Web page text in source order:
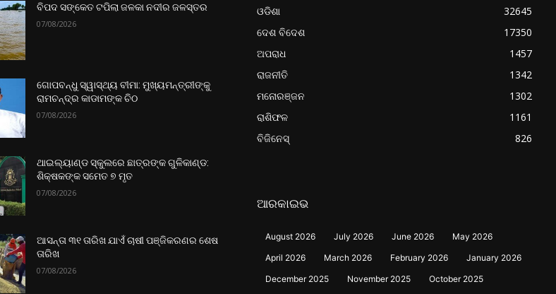
ବିପଦ ସଙ୍କେତ ଟପିଲା ଜଳକା ନଦୀର ଜଳସ୍ତର
07/08/2026
ଗୋପବନ୍ଧୁ ସ୍ୱାସ୍ଥ୍ୟ ବୀମା: ମୁଖ୍ୟମନ୍ତ୍ରୀଙ୍କୁ
ରାମଚନ୍ଦ୍ର କାଡାମଙ୍କ ଚିଠ
07/08/2026
ଥାଇଲ୍ୟାଣ୍ଡ ସ୍କୁଲରେ ଛାତ୍ରଙ୍କ ଗୁଳିକାଣ୍ଡ:
ଶିକ୍ଷକଙ୍କ ସମେତ ୭ ମୃତ
07/08/2026
ଆସନ୍ତା ୩୧ ତାରିଖ ଯାଏଁ ଚାଷୀ ପଞ୍ଜିକରଣର ଶେଷ
ତାରିଖ
07/08/2026
ଓଡିଶା
32645
ଦେଶ ବିଦେଶ
17350
ଅପରାଧ
1457
ରାଜନୀତି
1342
ମନୋରଞ୍ଜନ
1302
ରାଶିଫଳ
1161
ବିଜିନେସ୍
826
ଆରକାଇଭ
August 2026 July 2026 June 2026
May 2026
April 2026
March 2026 February 2026
January 2026
December 2025
November 2025 October 2025